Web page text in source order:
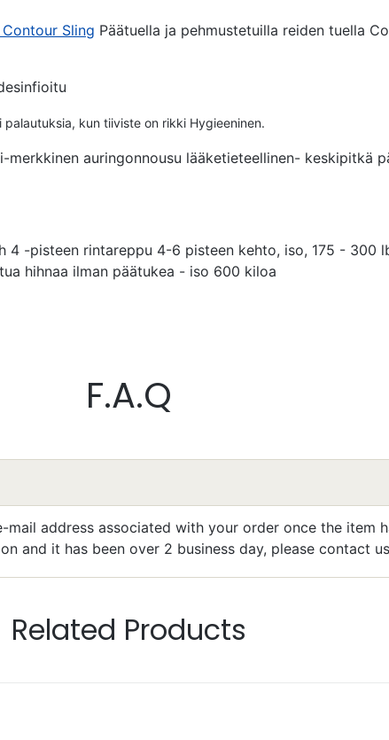
Sling Päätuella ja pehmustetuilla reiden tuella
palautuksia, kun tiiviste on rikki Hygieeninen.
auringonnousu lääketieteellinen- keskipitkä
4 -pisteen rintareppu 4-6 pisteen kehto, iso, 175 - 300
hihnaa ilman päätukea - iso 600 kiloa
F.A.Q
address associated with your order once the item
and it has been over 2 business day, please contact
Related Products